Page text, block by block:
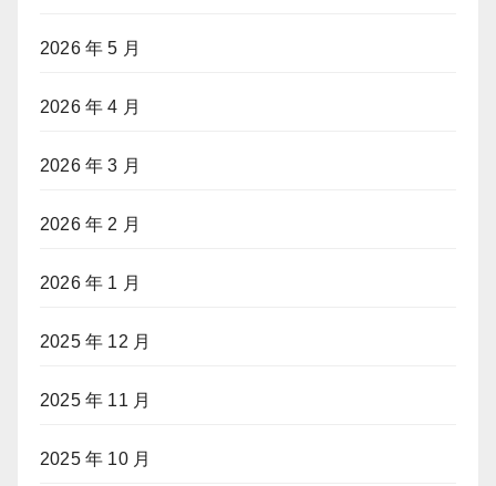
2026 年 5 月
2026 年 4 月
2026 年 3 月
2026 年 2 月
2026 年 1 月
2025 年 12 月
2025 年 11 月
2025 年 10 月